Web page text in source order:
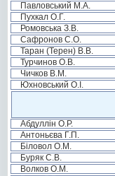
Павловський М.А.
Пухкал О.Г.
Ромовська З.В.
Сафронов С.О.
Таран (Терен) В.В.
Турчинов О.В.
Чичков В.М.
Юхновський О.І.
Абдуллін О.Р.
Антоньєва Г.П.
Біловол О.М.
Буряк С.В.
Волков О.М.